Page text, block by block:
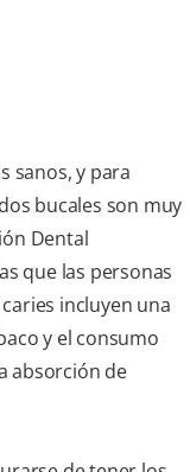
sanos, y para
bucales son muy
Dental
que las personas
incluyen una
y el consumo
absorción de